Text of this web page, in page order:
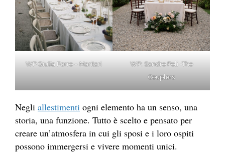
WP Giulia Ferro – Maritari
WP: Sandro Poli -The
Couplers
Negli allestimenti ogni elemento ha un senso, una
storia, una funzione. Tutto è scelto e pensato per
creare un’atmosfera in cui gli sposi e i loro ospiti
possono immergersi e vivere momenti unici.